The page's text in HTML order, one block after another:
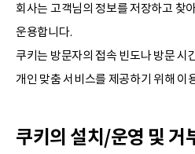
회사는 고객님의 정보를 저장하고
운용합니다.
쿠키는 방문자의 접속 빈도나 방문 시
개인 맞춤 서비스를 제공하기 위해 이
쿠키의 설치/운영 및 거